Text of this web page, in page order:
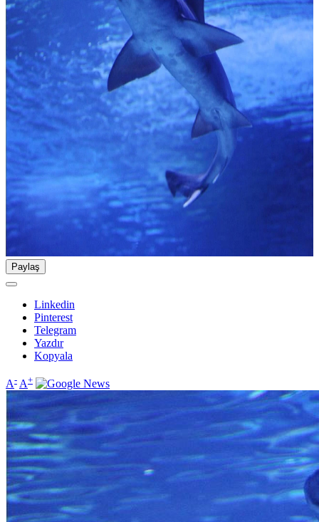
Paylaş
Linkedin
Pinterest
Telegram
Yazdır
Kopyala
A- A+